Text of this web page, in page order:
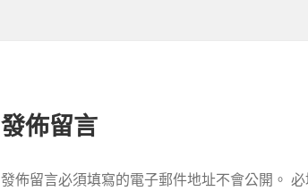
發佈留言
發佈留言必須填寫的電子郵件地址不會公開。